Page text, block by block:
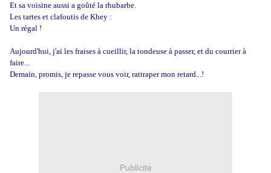
Et sa voisine aussi a goûté la rhubarbe.
Les tartes et clafoutis de Khey :
Un régal !
Aujourd'hui, j'ai les fraises à cueillir, la tondeuse à passer, et du courrier à
faire...
Demain, promis, je repasse vous voir, rattraper mon retard...!
Publicité